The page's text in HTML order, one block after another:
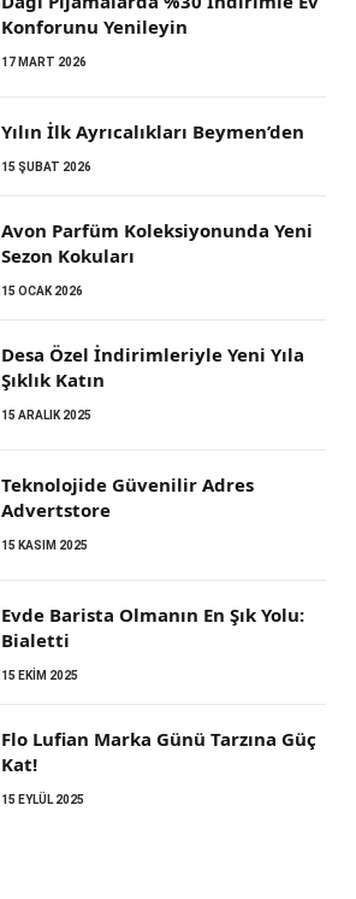
Konforunu Yenileyin
17 MART 2026
Yılın İlk Ayrıcalıkları Beymen’den
15 ŞUBAT 2026
Avon Parfüm Koleksiyonunda Yeni
Sezon Kokuları
15 OCAK 2026
Desa Özel İndirimleriyle Yeni Yıla
Şıklık Katın
15 ARALIK 2025
Teknolojide Güvenilir Adres
Advertstore
15 KASIM 2025
Evde Barista Olmanın En Şık Yolu:
Bialetti
15 EKIM 2025
Flo Lufian Marka Günü Tarzına Güç
Kat!
15 EYLÜL 2025